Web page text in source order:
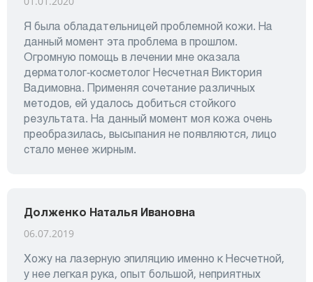
Я была обладательницей проблемной кожи. На
данный момент эта проблема в прошлом.
Огромную помощь в лечении мне оказала
дерматолог-косметолог Несчетная Виктория
Вадимовна. Применяя сочетание различных
методов, ей удалось добиться стойкого
результата. На данный момент моя кожа очень
преобразилась, высыпания не появляются, лицо
стало менее жирным.
Долженко Наталья Ивановна
06.07.2019
Хожу на лазерную эпиляцию именно к Несчетной,
у нее легкая рука, опыт большой, неприятных